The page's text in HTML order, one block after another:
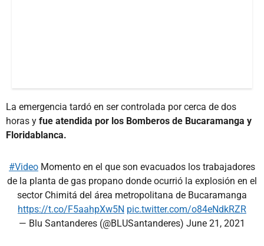
La emergencia tardó en ser controlada por cerca de dos
horas y fue atendida por los Bomberos de Bucaramanga y
Floridablanca.
#Video Momento en el que son evacuados los trabajadores
de la planta de gas propano donde ocurrió la explosión en el
sector Chimitá del área metropolitana de Bucaramanga
https://t.co/F5aahpXw5N pic.twitter.com/o84eNdkRZR
— Blu Santanderes (@BLUSantanderes) June 21, 2021